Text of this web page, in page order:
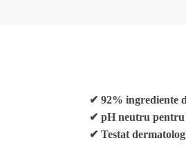
✔ 92% ingrediente
✔ pH neutru pentru
✔ Testat